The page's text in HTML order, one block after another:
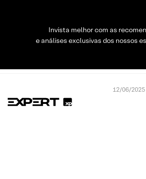
Invista melhor com as
e análises exclusivas dos nossos
12/06/2025